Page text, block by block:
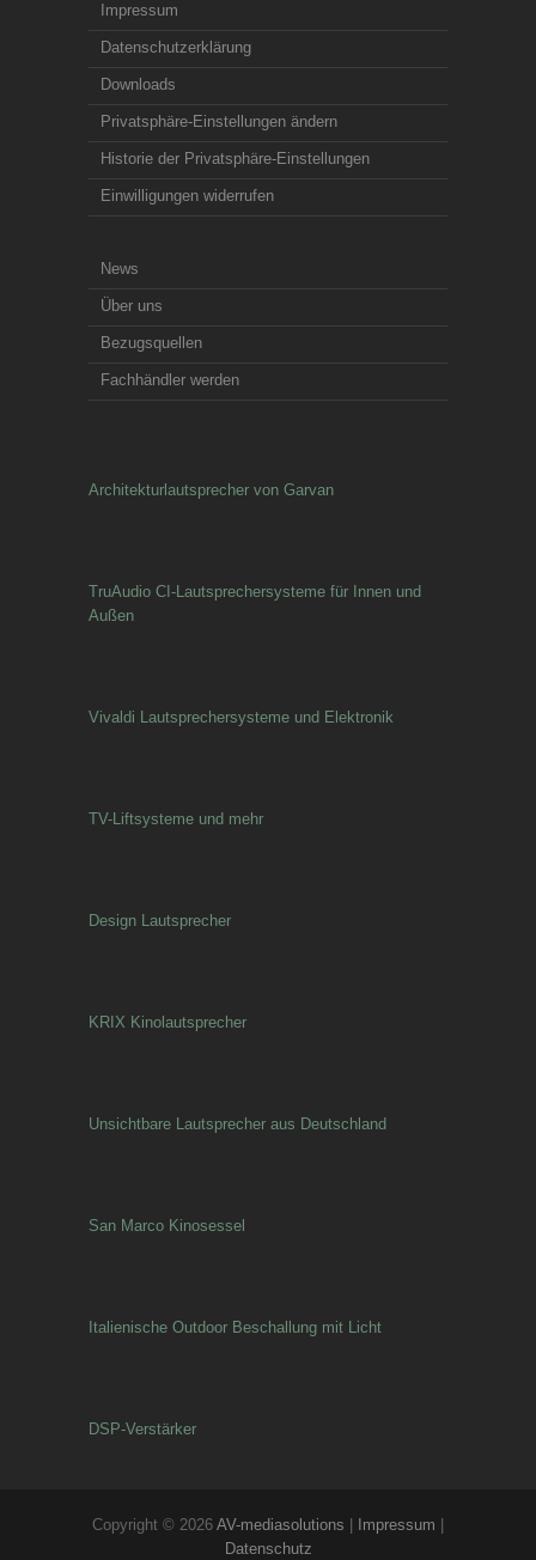
Impressum
Datenschutzerklärung
Downloads
Privatsphäre-Einstellungen ändern
Historie der Privatsphäre-Einstellungen
Einwilligungen widerrufen
News
Über uns
Bezugsquellen
Fachhändler werden
Architekturlautsprecher von Garvan
TruAudio CI-Lautsprechersysteme für Innen und
Außen
Vivaldi Lautsprechersysteme und Elektronik
TV-Liftsysteme und mehr
Design Lautsprecher
KRIX Kinolautsprecher
Unsichtbare Lautsprecher aus Deutschland
San Marco Kinosessel
Italienische Outdoor Beschallung mit Licht
DSP-Verstärker
Copyright © 2026 AV-mediasolutions Impressum
Datenschutz